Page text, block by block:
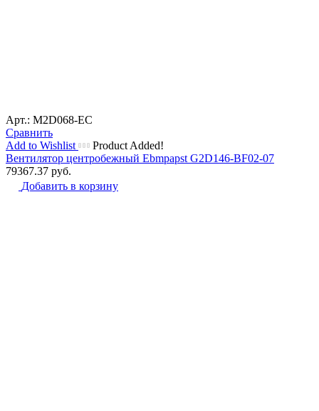
Арт.: M2D068-EC
Сравнить
Add to Wishlist
Product Added!
Вентилятор центробежный Ebmpapst G2D146-BF02-07
79367.37 руб.
Добавить в корзину